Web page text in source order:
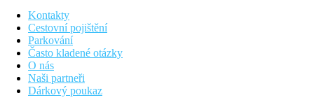
Kontakty
Cestovní pojištění
Parkování
Často kladené otázky
O nás
Naši partneři
Dárkový poukaz